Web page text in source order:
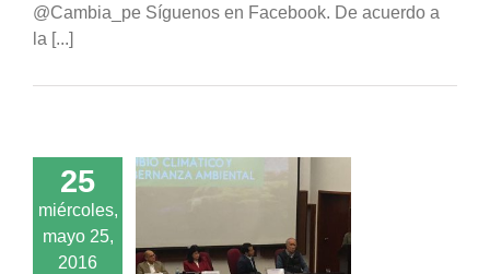
@Cambia_pe Síguenos en Facebook. De acuerdo a
la [...]
25
miércoles,
mayo 25,
2016
2016: Fuerza
no participó en
sobre cambio